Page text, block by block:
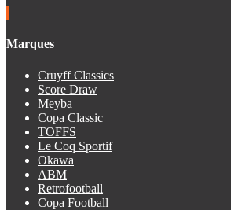
Marques
Cruyff Classics
Score Draw
Meyba
Copa Classic
TOFFS
Le Coq Sportif
Okawa
ABM
Retrofootball
Copa Football